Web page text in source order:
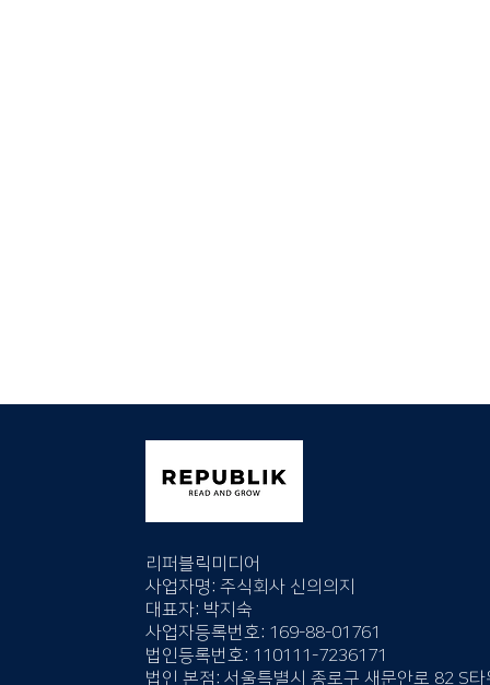
리퍼블릭미디어
사업자명: 주식회사 신의의지
대표자: 박지숙
사업자등록번호: 169-88-01761
법인등록번호: 110111-7236171
법인 본점: 서울특별시 종로구 새문안로 82 S타